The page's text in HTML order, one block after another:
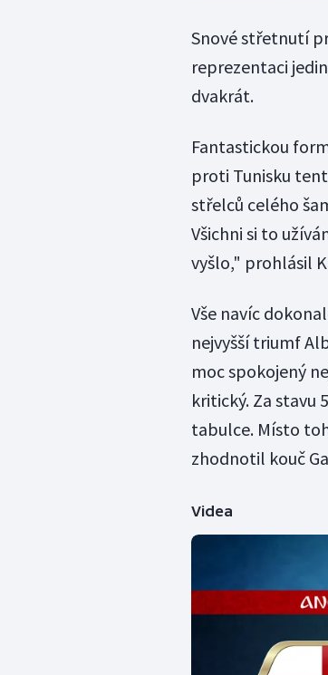
Snové střetnutí
reprezentaci
dvakrát.
Fantastickou
proti Tunisku
střelců celého
Všichni si to
vyšlo," prohlásil
Vše navíc
nejvyšší triumf
moc spokojený
kritický. Za stavu
tabulce. Místo
zhodnotil kouč
Videa